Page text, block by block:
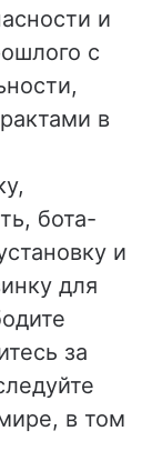
и
с
в
бота-
и
для
за
в том